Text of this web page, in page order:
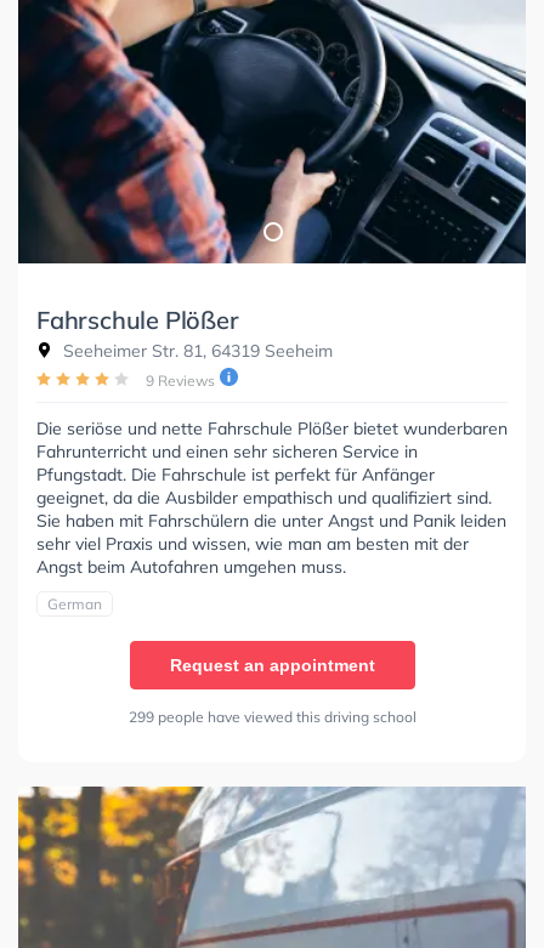
Fahrschule Plößer
Seeheimer Str. 81, 64319 Seeheim
9 Reviews
Die seriöse und nette Fahrschule Plößer bietet wunderbaren
Fahrunterricht und einen sehr sicheren Service in
Pfungstadt. Die Fahrschule ist perfekt für Anfänger
geeignet, da die Ausbilder empathisch und qualifiziert sind.
Sie haben mit Fahrschülern die unter Angst und Panik leiden
sehr viel Praxis und wissen, wie man am besten mit der
Angst beim Autofahren umgehen muss.
German
Request an appointment
299 people have viewed this driving school